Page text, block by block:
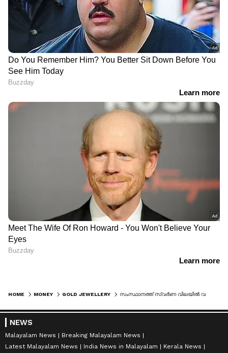
HOME MONEY GOLD JEWELLERY
NEWS
Malayalam News
Breaking Malayalam News
Latest Malayalam News
India News in Malayalam
Kerala News